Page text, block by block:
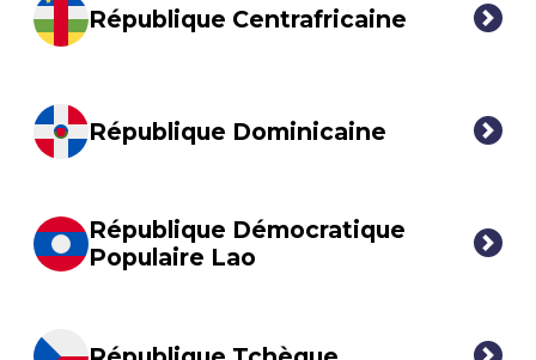
République Centrafricaine
République Dominicaine
République Démocratique
Populaire Lao